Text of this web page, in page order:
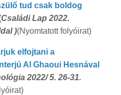
tud csak boldog
Családi Lap 2022.
)(Nyomtatott folyóirat)
elfojtani a
Al Ghaoui Hesnával
2022/ 5. 26-31.